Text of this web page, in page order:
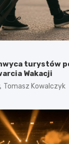
turystów
Wakacji
Tomasz Kowalczyk